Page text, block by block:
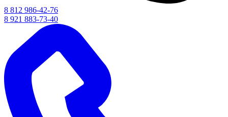
8 812 986-42-76
8 921 883-73-40